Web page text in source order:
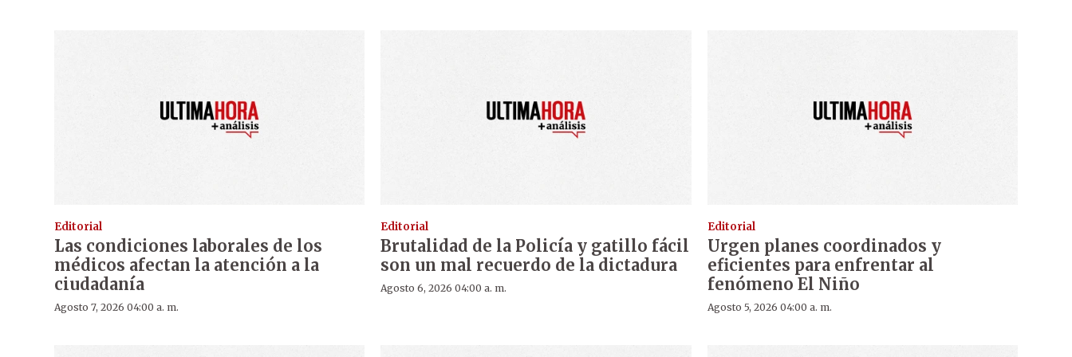
Editorial
Las condiciones laborales de los
médicos afectan la atención a la
ciudadanía
Agosto 7, 2026 04:00 a. m.
Editorial
Brutalidad de la Policía y gatillo fácil
son un mal recuerdo de la dictadura
Agosto 6, 2026 04:00 a. m.
Editorial
Urgen planes coordinados y
eficientes para enfrentar al
fenómeno El Niño
Agosto 5, 2026 04:00 a. m.